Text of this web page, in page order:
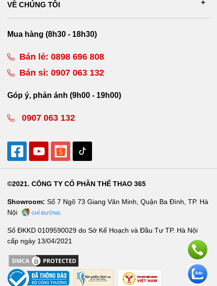
VỀ CHÚNG TÔI
Mua hàng (8h30 - 18h30)
Bán lẻ: 0898 696 808
Bán sỉ: 0907 063 132
Góp ý, phản ánh (9h00 - 19h00)
0907 063 132
©2021. CÔNG TY CỔ PHẦN THỂ THAO 365
Showroom: Số 7 Ngõ 73 Giang Văn Minh, Quận Ba Đình, TP. Hà
Nội
CHỈ ĐƯỜNG
Số ĐKKD 0109590029 do Sở Kế Hoạch và Đầu Tư TP. Hà Nội
cấp ngày 13/04/2021